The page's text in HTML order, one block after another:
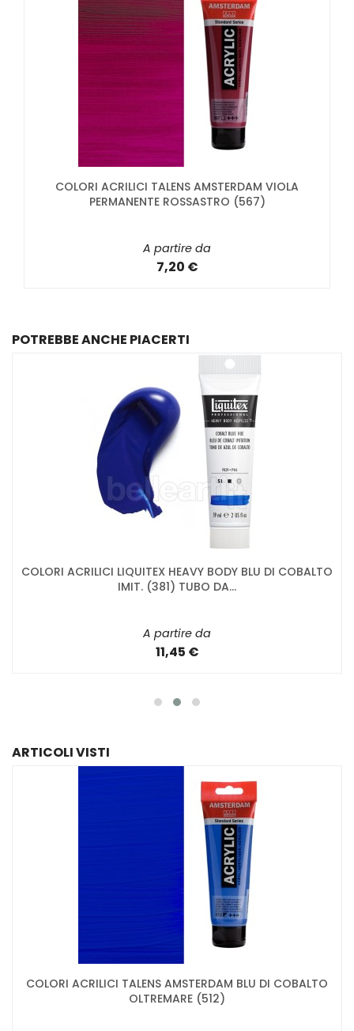
COLORI ACRILICI TALENS AMSTERDAM VIOLA
PERMANENTE ROSSASTRO (567)
A partire da
7,20 €
POTREBBE ANCHE PIACERTI
COLORI ACRILICI LIQUITEX HEAVY BODY BLU DI COBALTO
IMIT. (381) TUBO DA...
A partire da
11,45 €
ARTICOLI VISTI
COLORI ACRILICI TALENS AMSTERDAM BLU DI COBALTO
OLTREMARE (512)